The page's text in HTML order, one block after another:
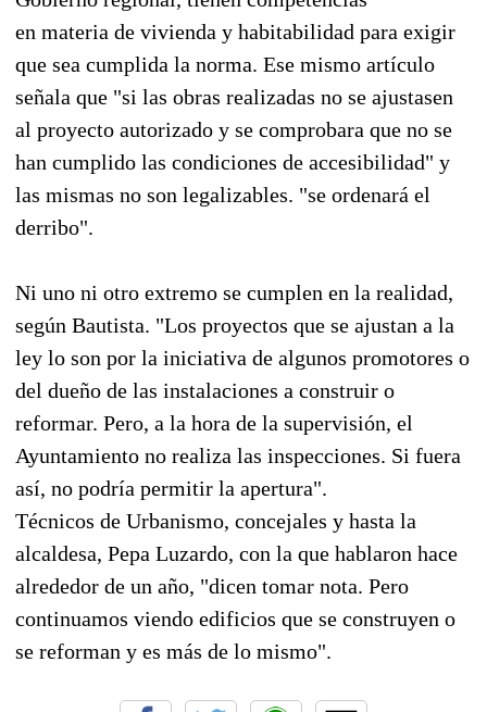
en materia de vivienda y habitabilidad para exigir
que sea cumplida la norma. Ese mismo artículo
señala que "si las obras realizadas no se ajustasen
al proyecto autorizado y se comprobara que no se
han cumplido las condiciones de accesibilidad" y
las mismas no son legalizables. "se ordenará el
derribo".
Ni uno ni otro extremo se cumplen en la realidad,
según Bautista. "Los proyectos que se ajustan a la
ley lo son por la iniciativa de algunos promotores o
del dueño de las instalaciones a construir o
reformar. Pero, a la hora de la supervisión, el
Ayuntamiento no realiza las inspecciones. Si fuera
así, no podría permitir la apertura".
Técnicos de Urbanismo, concejales y hasta la
alcaldesa, Pepa Luzardo, con la que hablaron hace
alrededor de un año, "dicen tomar nota. Pero
continuamos viendo edificios que se construyen o
se reforman y es más de lo mismo".